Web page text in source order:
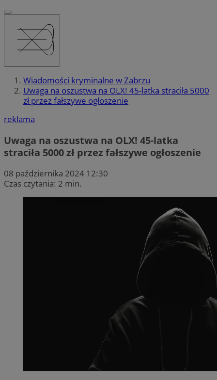
Wiadomości kryminalne w Zabrzu
Uwaga na oszustwa na OLX! 45-latka straciła 5000
zł przez fałszywe ogłoszenie
reklama
Uwaga na oszustwa na OLX! 45-latka
straciła 5000 zł przez fałszywe ogłoszenie
08 października 2024 12:30
Czas czytania: 2 min.